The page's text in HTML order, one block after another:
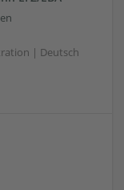
| Deutsch